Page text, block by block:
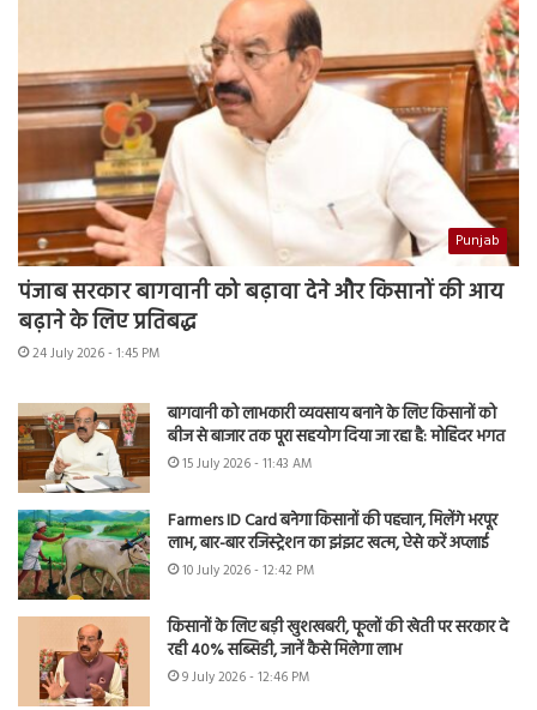
Punjab
पंजाब सरकार बागवानी को बढ़ावा देने और किसानों की आय
बढ़ाने के लिए प्रतिबद्ध
24 July 2026 - 1:45 PM
बागवानी को लाभकारी व्यवसाय बनाने के लिए किसानों को
बीज से बाजार तक पूरा सहयोग दिया जा रहा है: मोहिंदर भगत
15 July 2026 - 11:43 AM
Farmers ID Card बनेगा किसानों की पहचान, मिलेंगे भरपूर
लाभ, बार-बार रजिस्ट्रेशन का झंझट खत्म, ऐसे करें अप्लाई
10 July 2026 - 12:42 PM
किसानों के लिए बड़ी खुशखबरी, फूलों की खेती पर सरकार दे
रही 40% सब्सिडी, जानें कैसे मिलेगा लाभ
9 July 2026 - 12:46 PM